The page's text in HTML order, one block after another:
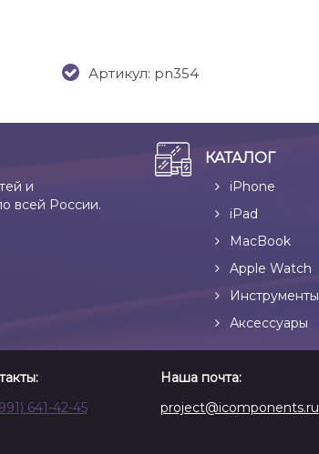
Артикул: pn354
и
всей России.
КАТАЛОГ
iPhone
iPad
MacBook
Apple Watch
Инструменты
Аксессуары
641-42-45
Наша почта:
project@icomponents.ru